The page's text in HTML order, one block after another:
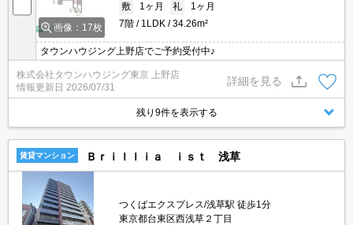
画像：17枚
敷
1ヶ月 礼
1ヶ月
7階
1LDK 34.26m²
タウンハウジング上野店でご予約受付中♪
株式会社タウンハウジング東京 上野店
情報更新日 2026/07/31
詳細を見る
残り9件を表示する
賃貸マンション Ｂｒｉｌｌｉａ ｉｓｔ 浅草
つくばエクスプレス/浅草駅 徒歩1分
東京都台東区西浅草２丁目